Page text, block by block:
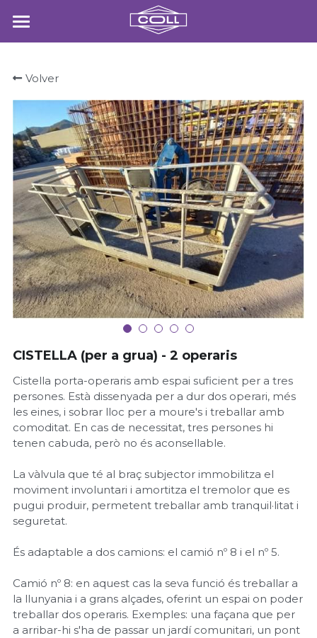
NOSALTRES
MATERIALS
SERVEIS
GRUES
CONTACTE
POWERED BY
Volver
CISTELLA (per a grua) - 2 operaris
Cistella porta-operaris amb espai suficient per a tres
persones. Està dissenyada per a dur dos operari, més
les eines, i sobrar lloc per a moure's i treballar amb
comoditat. En cas de necessitat, tres persones hi
tenen cabuda, però no és aconsellable.
La vàlvula que té al braç subjector immobilitza el
moviment involuntari i amortitza el tremolor que es
pugui produir, permetent treballar amb tranquil·litat i
seguretat.
És adaptable a dos camions: el camió nº 8 i el nº 5.
Camió nº 8: en aquest cas la seva funció és treballar a
la llunyania i a grans alçades, oferint un espai on poder
treballar dos operaris. Exemples: una façana que per
a arribar-hi s'ha de passar un jardí comunitari, un pont